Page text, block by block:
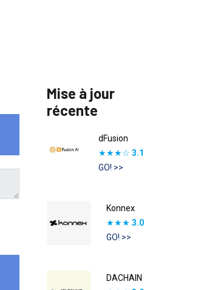
Mise à jour
récente
dFusion
★★★☆ 3.1
GO! >>
Konnex
★★★ 3.0
GO! >>
DACHAIN